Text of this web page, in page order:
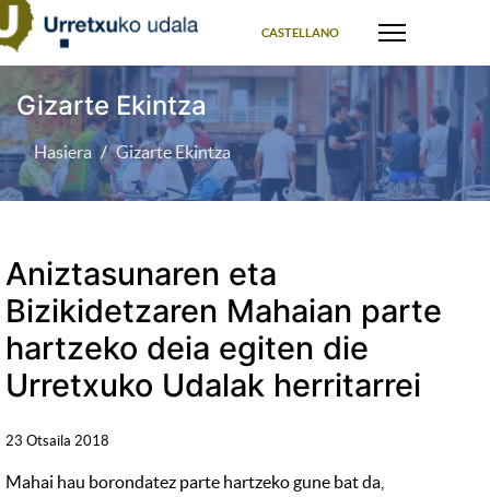
CASTELLANO
Gizarte Ekintza
Hasiera Gizarte Ekintza
Aniztasunaren eta
Bizikidetzaren Mahaian parte
hartzeko deia egiten die
Urretxuko Udalak herritarrei
23 Otsaila 2018
Mahai hau borondatez parte hartzeko gune bat da,